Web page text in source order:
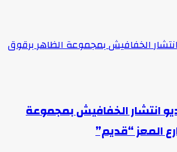
الخفافيش بمجموعة الظاهر برقوق
انتشار الخفافيش بمجموعة
المعز “قديم”